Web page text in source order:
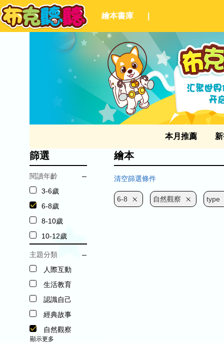
繪本書庫
本月推薦
篩選
閱讀年齡
3-6歲
6-8歲
8-10歲
10-12歲
主題分類
人際互動
生活教育
認識自己
經典故事
自然觀察
顯示更多
繪本
清空篩選條件
6-8 自然觀察 type